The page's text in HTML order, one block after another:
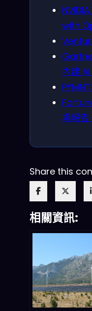
with
內建
場報
Share this
相關資訊: